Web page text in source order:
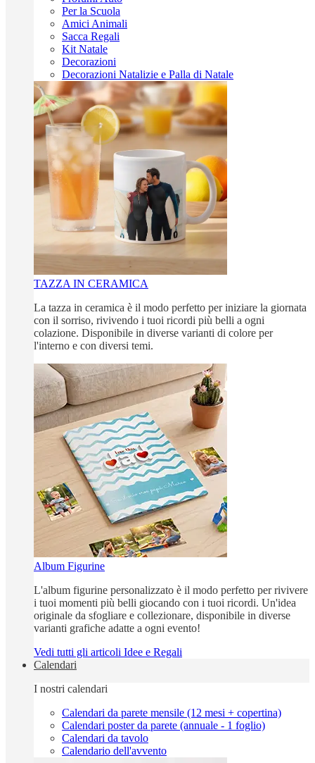
Per la Scuola
Amici Animali
Sacca Regali
Kit Natale
Decorazioni
Decorazioni Natalizie e Palla di Natale
TAZZA IN CERAMICA
La tazza in ceramica è il modo perfetto per iniziare la giornata
con il sorriso, rivivendo i tuoi ricordi più belli a ogni
colazione. Disponibile in diverse varianti di colore per
l'interno e con diversi temi.
Album Figurine
L'album figurine personalizzato è il modo perfetto per rivivere
i tuoi momenti più belli giocando con i tuoi ricordi. Un'idea
originale da sfogliare e collezionare, disponibile in diverse
varianti grafiche adatte a ogni evento!
Vedi tutti gli articoli Idee e Regali
Calendari
I nostri calendari
Calendari da parete mensile (12 mesi + copertina)
Calendari poster da parete (annuale - 1 foglio)
Calendari da tavolo
Calendario dell'avvento